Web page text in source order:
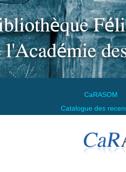
CaRASOM
Catalogue des